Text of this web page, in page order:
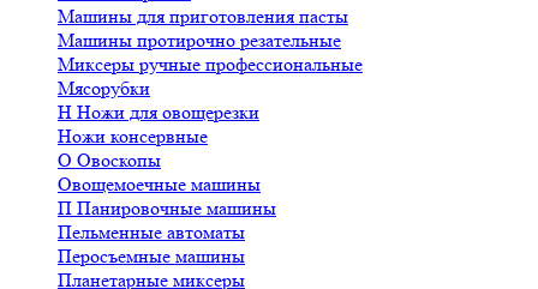
Машины для приготовления пасты
Машины протирочно резательные
Миксеры ручные профессиональные
Мясорубки
Н Ножи для овощерезки
Ножи консервные
О Овоскопы
Овощемоечные машины
П Панировочные машины
Пельменные автоматы
Перосъемные машины
Планетарные миксеры